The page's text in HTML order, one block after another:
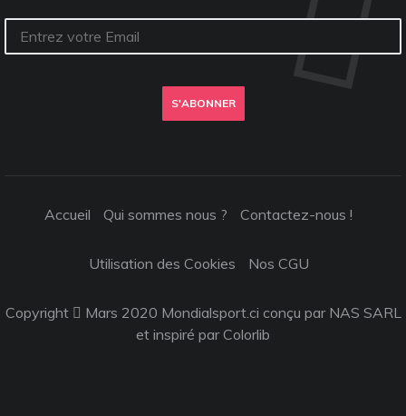
S'ABONNER
Accueil Qui sommes nous ? Contactez-nous !
Utilisation des Cookies Nos CGU
Copyright
Mars 2020 Mondialsport.ci conçu par NAS SARL
et inspiré parColorlib